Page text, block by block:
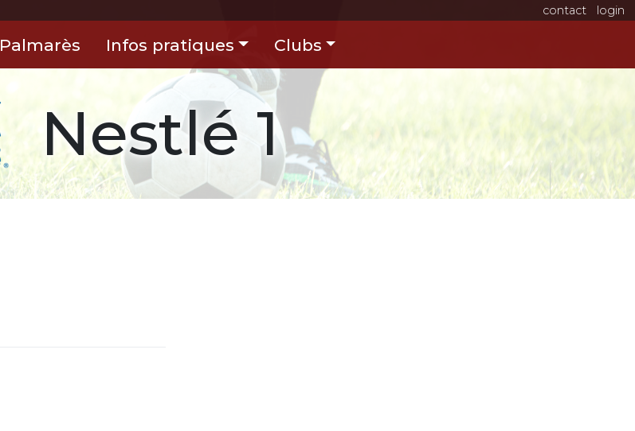
contact login
Palmarès Infos pratiques Clubs
Nestlé 1